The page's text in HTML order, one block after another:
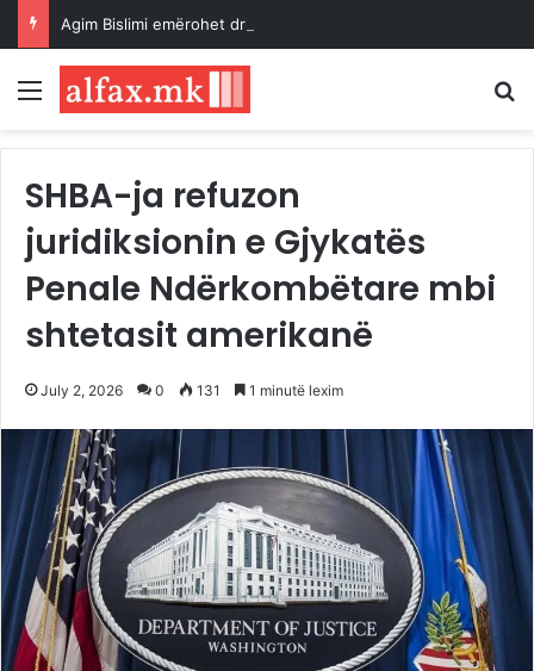
Agim Bislimi emërohet drejtor i ri i Muzeut të Kumanovës
Menu
SHBA-ja refuzon
juridiksionin e Gjykatës
Penale Ndërkombëtare mbi
shtetasit amerikanë
July 2, 2026 0 131 1 minutë lexim